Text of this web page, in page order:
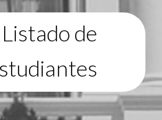
Listado de